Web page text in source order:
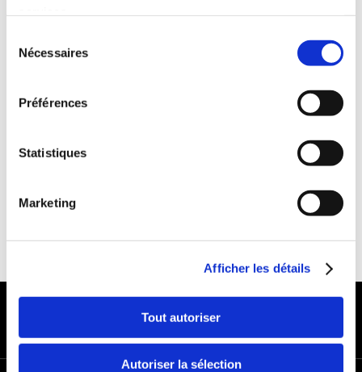
Nécessaires
Préférences
Statistiques
Marketing
Afficher les détails
Tout autoriser
Autoriser la sélection
Age minimum :20 ans
ASSURANCE
Franchise :1500 €
MODES DE PAIEMENT